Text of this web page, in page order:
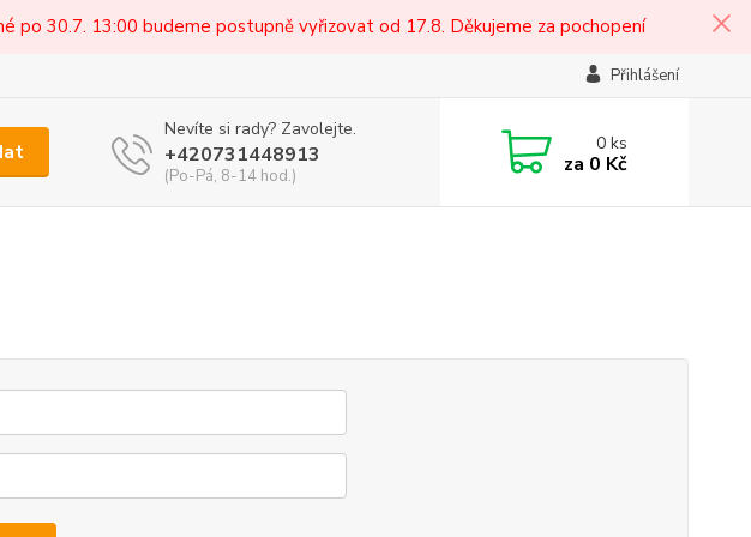
po 30.7. 13:00 budeme postupně vyřizovat od 17.8. Děkujeme za pochopení
Přihlášení
Nevíte si rady? Zavolejte.
+420731448913
(Po-Pá, 8-14 hod.)
0ks
za 0 Kč